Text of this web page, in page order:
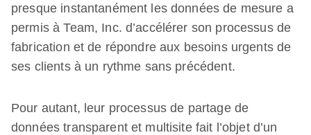
presque instantanément les données de mesure a
permis à Team, Inc. d’accélérer son processus de
fabrication et de répondre aux besoins urgents de
ses clients à un rythme sans précédent.
Pour autant, leur processus de partage de
données transparent et multisite fait l’objet d’un